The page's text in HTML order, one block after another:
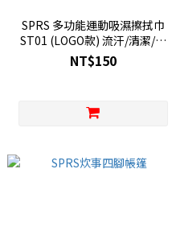
SPRS 多功能運動吸濕擦拭巾
ST01 (LOGO款) 流汗/清潔/鏡
面/安全帽/車箱必備
NT$150